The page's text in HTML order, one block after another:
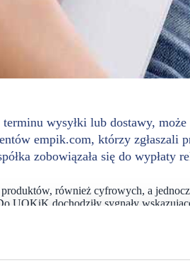
wysyłki lub dostawy, może
empik.com, którzy zgłaszali
zobowiązała się do wypłaty
również cyfrowych, a
UOKiK dochodziły sygnały
o ich anulowaniu bądź ich zamówienia
sprawdził w postępowaniu
i terminie wysyłki oraz